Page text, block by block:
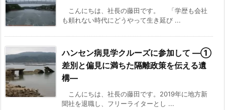
こんにちは、社長の藤田です。 「学歴も会社
も頼れない時代にどうやって生き延び ...
ハンセン病見学クルーズに参加して ―①
差別と偏見に満ちた隔離政策を伝える遺
構―
こんにちは、社長の藤田です。2019年に地方新
聞社を退職し、フリーライターとし ...